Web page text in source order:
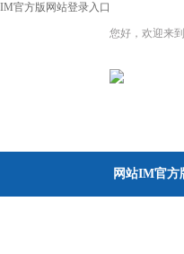
IM官方版网站登录入口
您好，欢迎来
网站IM官方